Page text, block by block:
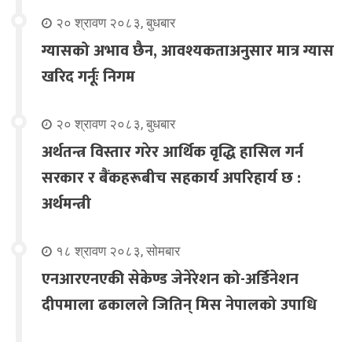
२० श्रावण २०८३, बुधबार
ग्यासको अभाव छैन, आवश्यकताअनुसार मात्र ग्यास
खरिद गर्नूः निगम
२० श्रावण २०८३, बुधबार
अर्थतन्त्र विस्तार गरेर आर्थिक वृद्धि हासिल गर्न
सरकार र बैंकहरूबीच सहकार्य अपरिहार्य छ :
अर्थमन्त्री
१८ श्रावण २०८३, सोमबार
एनआरएनएकी सेकेण्ड जेनेरेशन को-अर्डिनेशन
दीपमाला ढकालले जितिन् मिस नेपालको उपाधि